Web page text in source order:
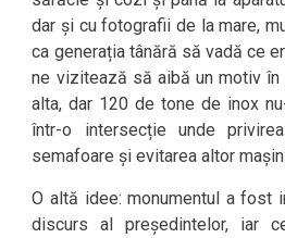
dar și cu fotografii de la mare,
ca generația tânără să vadă ce
ne vizitează să aibă un motiv
alta, dar 120 de tone de inox
într-o intersecție unde
semafoare și evitarea altor
O altă idee: monumentul a fost
discurs al președintelor, iar